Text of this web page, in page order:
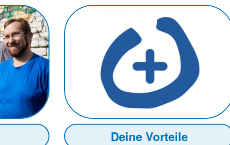
Deine Vorteile